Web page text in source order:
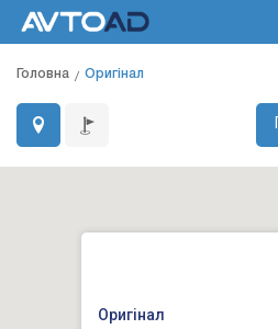
Головна Оригінал
Оригінал